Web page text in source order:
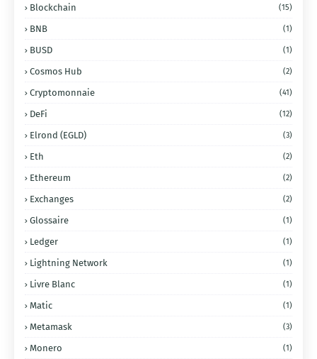
Blockchain (15)
BNB (1)
BUSD (1)
Cosmos Hub (2)
Cryptomonnaie (41)
DeFi (12)
Elrond (EGLD) (3)
Eth (2)
Ethereum (2)
Exchanges (2)
Glossaire (1)
Ledger (1)
Lightning Network (1)
Livre Blanc (1)
Matic (1)
Metamask (3)
Monero (1)